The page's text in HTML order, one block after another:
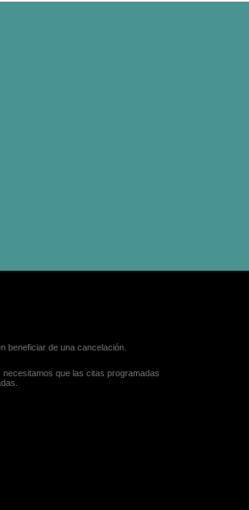
beneficiar de una cancelación.
que las citas programadas